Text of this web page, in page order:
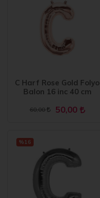
C Harf Rose Gold Folyo
Balon 16 inc 40 cm
60,00 50,00
%16